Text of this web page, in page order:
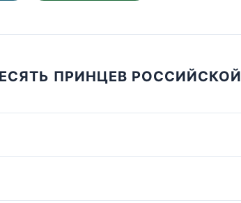
ПРИНЦЕВ РОССИЙСКОЙ